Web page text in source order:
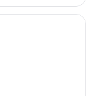
camera d'albergo con